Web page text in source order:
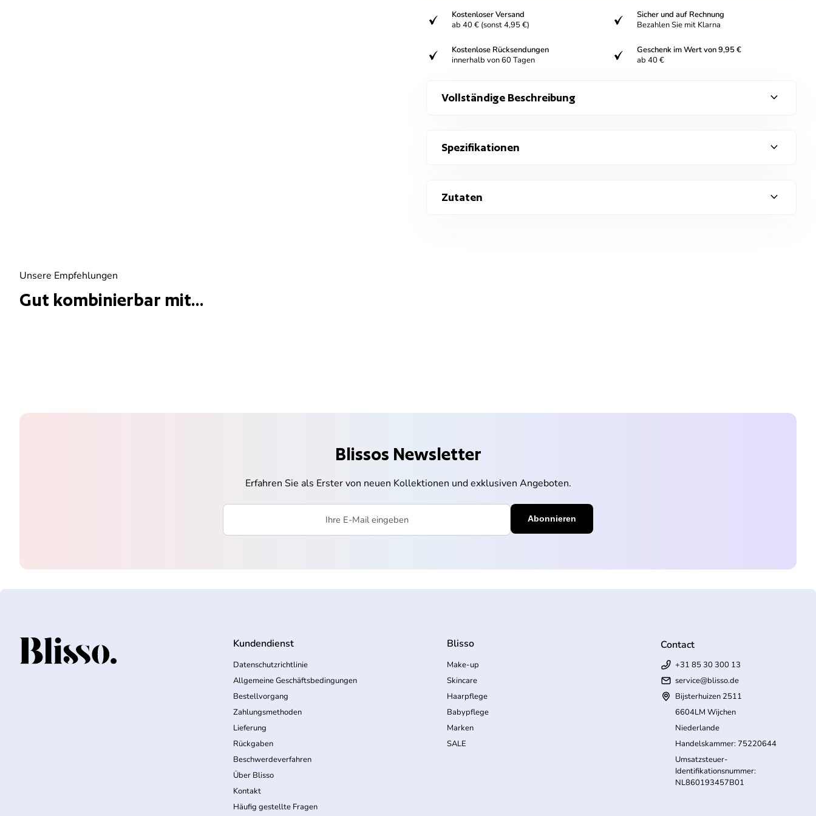
verifiziert
Kostenloser Versand
ab 40 € (sonst 4,95 €)
verifiziert
Sicher und auf Rechnung
Bezahlen Sie mit Klarna
verifiziert
Kostenlose Rücksendungen
innerhalb von 60 Tagen verifiziert
Geschenk im Wert von 9,95 €
ab 40 €
Vollständige Beschreibung expand_more
Spezifikationen expand_more
Zutaten expand_more
Unsere Empfehlungen
Gut kombinierbar mit...
Blissos Newsletter
Erfahren Sie als Erster von neuen Kollektionen und exklusiven Angeboten.
Startseite Kundendienst
Datenschutzrichtlinie
Allgemeine Geschäftsbedingungen
Bestellvorgang
Zahlungsmethoden
Lieferung
Rückgaben
Beschwerdeverfahren
Über Blisso
Kontakt
Häufig gestellte Fragen
Blisso
Make-up
Skincare
Haarpflege
Babypflege
Marken
SALE
Contact
+31 85 30 300 13
service@blisso.de
Bijsterhuizen 2511
6604LM Wijchen
Niederlande
Handelskammer: 75220644
Umsatzsteuer-
Identifikationsnummer:
NL860193457B01